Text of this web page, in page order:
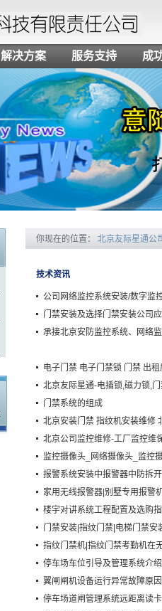
解决方案 服务支持 成
你现在的位置： 北京友际星通公
技术资讯
公司网络监控系统安装/数字监
门禁安装及选择门禁安装公司
承接北京安防监控系统、网络
电子门禁 电子门禁锁 门禁 出
北京友际星通-电插锁,磁力锁,
门禁系统的组成
北京安装门禁 指纹机安装维修
北京公司监控维修-工厂监控维
监控摄像头_网络摄像头_监控
报警系统安装中报警器中防拆
家用无线报警器|别墅专用报警
楼宇对讲系统工程配置及选购
门禁安装|指纹门禁|电梯门禁
指纹门禁机|指纹门禁考勤机在
停车场车位引导及管理系统介绍
翼闸闸机设备运行异常故障原因
停车场道闸管理系统远距离读